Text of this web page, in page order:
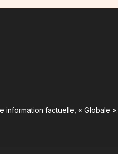
information factuelle, « Globale ».